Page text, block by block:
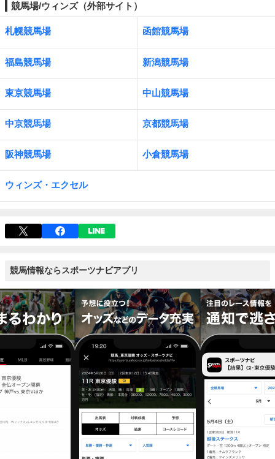
競馬場/ウィンズ（外部サイト）
札幌競馬場 函館競馬場
福島競馬場 新潟競馬場
東京競馬場 中山競馬場
中京競馬場 京都競馬場
阪神競馬場 小倉競馬場
ウィンズ・エクセル
競馬情報ならスポーツナビアプリ